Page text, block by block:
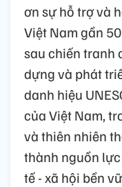
ơn sự hỗ trợ và
Việt Nam gần
sau chiến tranh
dựng và phát
danh hiệu
của Việt Nam,
và thiên nhiên
thành nguồn
tế - xã hội bền